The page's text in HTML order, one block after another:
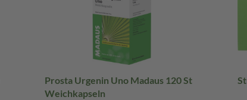
Prosta Urgenin Uno Madaus 120 St
Weichkapseln